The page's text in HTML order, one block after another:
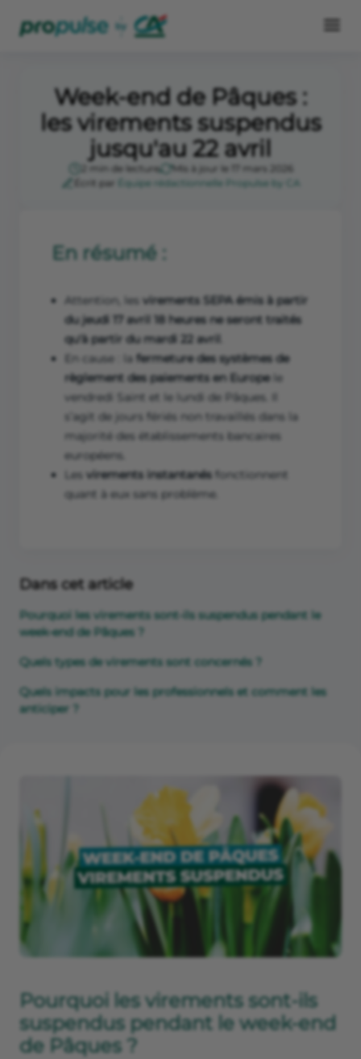
Week-end de Pâques :
les virements suspendus
jusqu'au 22 avril
2 min de lecture
Mis à jour le 17 mars 2026
Écrit par
Équipe rédactionnelle Propulse by CA
En résumé :
Attention, les virements SEPA émis à partir
du jeudi 17 avril 18 heures ne seront traités
qu'à partir du mardi 22 avril
En cause : la fermeture des systèmes de
règlement des paiements en Europele
vendredi Saint et le lundi de Pâques. Il
s’agit de jours fériés non travaillés dans la
majorité des établissements bancaires
européens.
Les virements instantanés fonctionnent
quant à eux sans problème.
Dans cet article
Pourquoi les virements sont-ils suspendus pendant le
week-end de Pâques ?
Quels types de virements sont concernés ?
Quels impacts pour les professionnels et comment les
anticiper ?
Pourquoi les virements sont-ils
suspendus pendant le week-end
de Pâques ?